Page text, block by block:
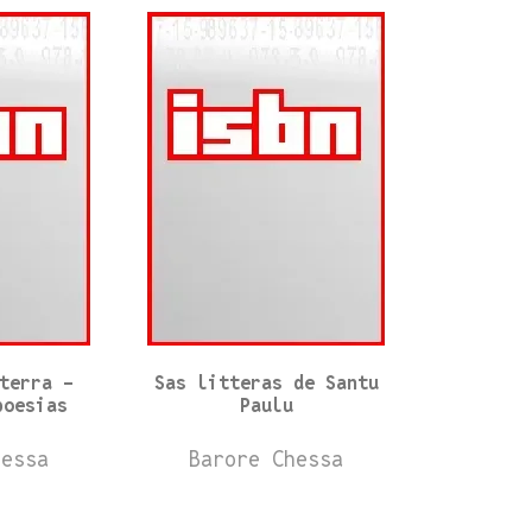
-
Sas litteras de Santu
Paulu
Barore Chessa